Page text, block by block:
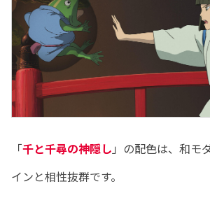
「千と千尋の神隠し 」の配色は、和モ
インと相性抜群です。